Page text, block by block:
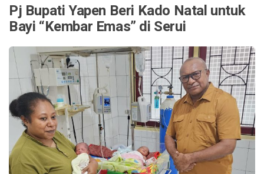
Pj Bupati Yapen Beri Kado Natal untuk
Bayi “Kembar Emas” di Serui